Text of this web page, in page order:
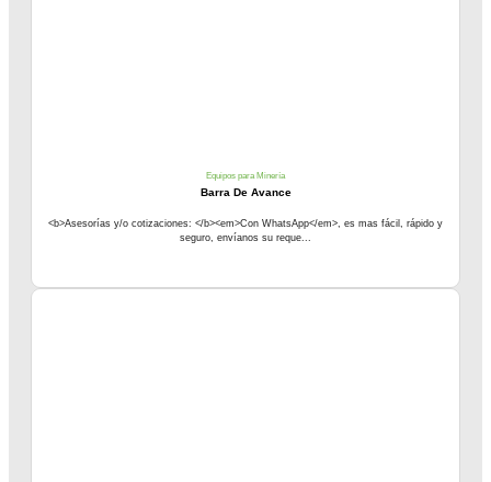
Equipos para Minería
Barra De Avance
<b>Asesorías y/o cotizaciones: </b><em>Con WhatsApp</em>, es mas fácil, rápido y
seguro, envíanos su reque...